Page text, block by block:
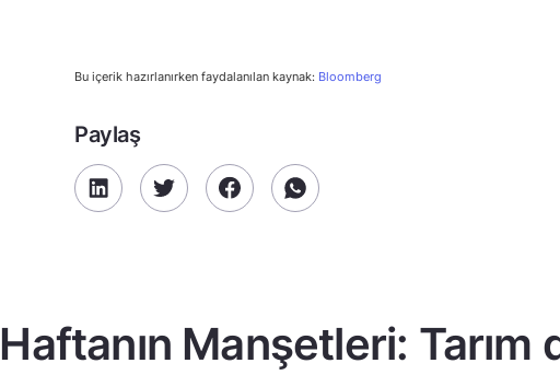
Bu içerik hazırlanırken faydalanılan kaynak: Bloomberg
Paylaş
Haftanın Manşetleri: Tarım